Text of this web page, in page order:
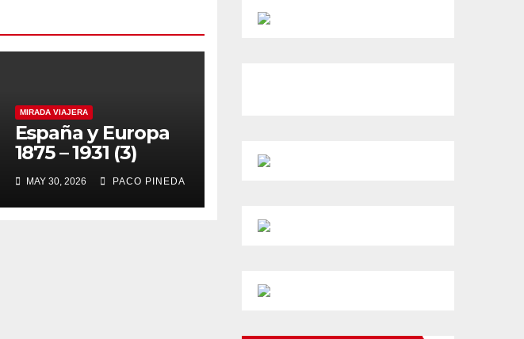
MIRADA VIAJERA
España y Europa
1875 – 1931 (3)
MAY 30, 2026 PACO PINEDA